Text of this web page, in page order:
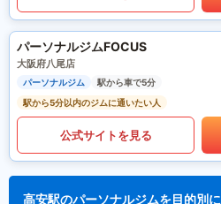
パーソナルジムFOCUS
大阪府八尾店
パーソナルジム
駅から車で5分
駅から5分以内のジムに通いたい人
公式サイトを見る
高安駅のパーソナルジムを目的別